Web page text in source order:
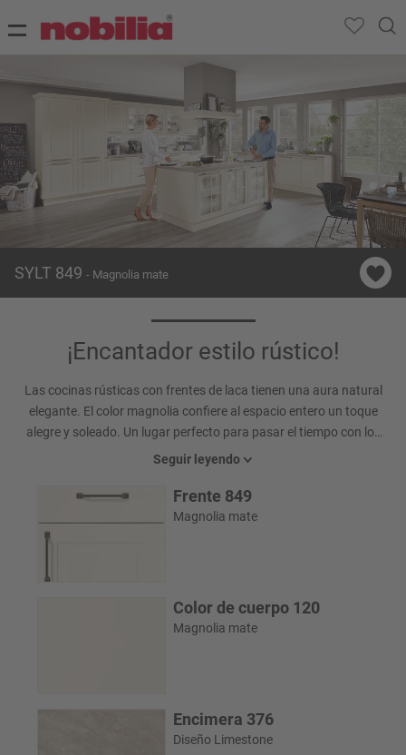
SYLT 849 - Magnolia mate
¡Encantador estilo rústico!
Las cocinas rústicas con frentes de laca tienen una aura natural
elegante. El color magnolia confiere al espacio entero un toque
alegre y soleado. Un lugar perfecto para pasar el tiempo con los
amigos y la familia.
Seguir leyendo
Frente 849
Magnolia mate
Color de cuerpo 120
Magnolia mate
Encimera 376
Diseño Limestone